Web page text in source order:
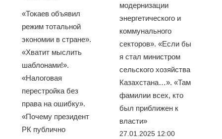
«Токаев объявил
режим тотальной
экономии в стране».
«Хватит мыслить
шаблонами!».
«Налоговая
перестройка без
права на ошибку».
«Почему президент
РК публично
модернизации
энергетического и
коммунального
секторов». «Если бы
я стал министром
сельского хозяйства
Казахстана…». «Там
фамилии всех, кто
был приближен к
власти»
27.01.2025 12:00